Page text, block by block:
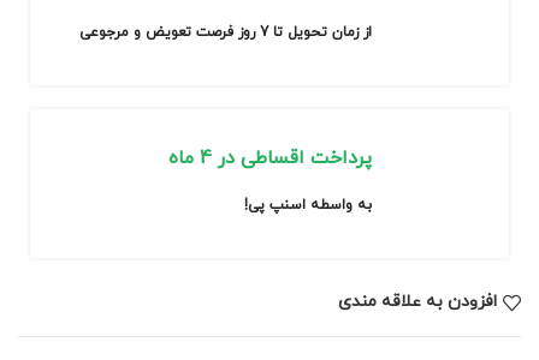
از زمان تحویل تا 7 روز فرصت تعویض و مرجوعی
پرداخت اقساطی در 4 ماه
به واسطه اسنپ پی!
افزودن به علاقه مندی